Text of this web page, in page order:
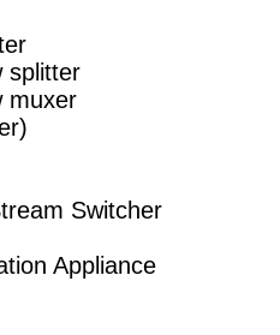
splitter
muxer
Switcher
Appliance